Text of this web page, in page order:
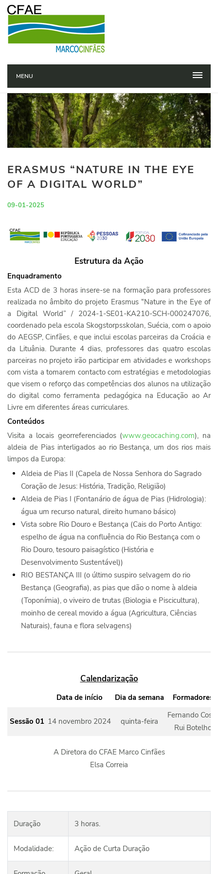
MENU
ERASMUS “NATURE IN THE EYE
OF A DIGITAL WORLD”
09-01-2025
Estrutura da Ação
Enquadramento
Esta ACD de 3 horas insere-se na formação para professores
realizada no âmbito do projeto Erasmus “Nature in the Eye of
a Digital World” / 2024-1-SE01-KA210-SCH-000247076,
coordenado pela escola Skogstorpsskolan, Suécia, com o apoio
do AEGSP, Cinfães, e que inclui escolas parceiras da Croácia e
da Lituânia. Durante 4 dias, professores das quatro escolas
parceiras no projeto irão participar em atividades e workshops
com vista a tomarem contacto com estratégias e metodologias
que visem o reforço das competências dos alunos na utilização
do digital como ferramenta pedagógica na Educação ao Ar
Livre em diferentes áreas curriculares.
Conteúdos
Visita a locais georreferenciados (www.geocaching.com), na
aldeia de Pias interligados ao rio Bestança, um dos rios mais
limpos da Europa:
Aldeia de Pias II (Capela de Nossa Senhora do Sagrado
Coração de Jesus: História, Tradição, Religião)
Aldeia de Pias I (Fontanário de água de Pias (Hidrologia):
água um recurso natural, direito humano básico)
Vista sobre Rio Douro e Bestança (Cais do Porto Antigo:
espelho de água na confluência do Rio Bestança com o
Rio Douro, tesouro paisagístico (História e
Desenvolvimento Sustentável))
RIO BESTANÇA III (o último suspiro selvagem do rio
Bestança (Geografia), as pias que dão o nome à aldeia
(Toponímia), o viveiro de trutas (Biologia e Piscicultura),
moinho de cereal movido a água (Agricultura, Ciências
Naturais), fauna e flora selvagens)
Calendarização
Data de início Dia da semana Formadores
Sessão 01 14 novembro 2024 quinta-feira
Fernando Costa
Rui Botelho
A Diretora do CFAE Marco Cinfães
Elsa Correia
Duração 3 horas.
Modalidade: Ação de Curta Duração